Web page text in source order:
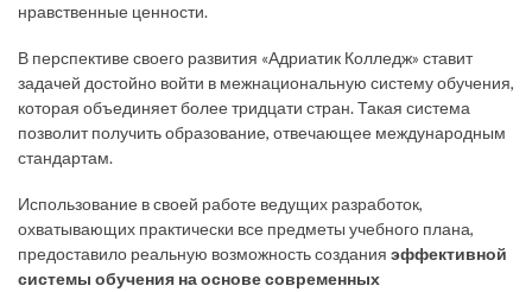
нравственные ценности.
В перспективе своего развития «Адриатик Колледж» ставит
задачей достойно войти в межнациональную систему обучения,
которая объединяет более тридцати стран. Такая система
позволит получить образование, отвечающее международным
стандартам.
Использование в своей работе ведущих разработок,
охватывающих практически все предметы учебного плана,
предоставило реальную возможность создания эффективной
системы обучения на основе современных